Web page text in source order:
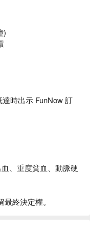
)
時出示 FunNow 訂
、重度貧血、動脈硬
終決定權。